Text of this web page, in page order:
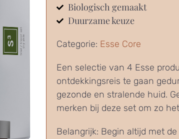
Biologisch gemaakt
Duurzame keuze
Categorie: Esse Core
Een selectie van 4 Esse
ontdekkingsreis te gaan
gezonde en stralende huid.
merken bij deze set om zo
Belangrijk: Begin altijd met